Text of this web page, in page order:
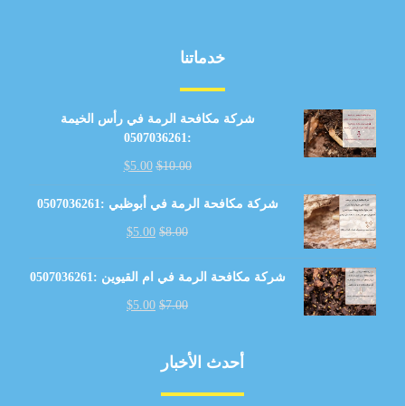
خدماتنا
شركة مكافحة الرمة في رأس الخيمة
:0507036261
$10.00
$5.00
شركة مكافحة الرمة في أبوظبي :0507036261
$8.00
$5.00
شركة مكافحة الرمة في ام القيوين :0507036261
$7.00
$5.00
أحدث الأخبار